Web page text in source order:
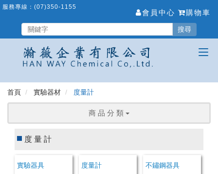
跳
要
服務專線： (07)350-1155
會員中心 購物車
搜尋
首頁 實驗器材 度量計
商 品 分 類
度量計
實驗器具 度量計 不鏽鋼器具